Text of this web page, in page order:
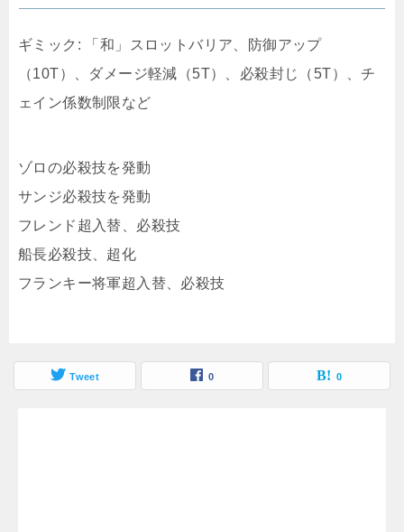
ギミック: 「和」スロットバリア、防御アップ
（10T）、ダメージ軽減（5T）、必殺封じ（5T）、チ
ェイン係数制限など
ゾロの必殺技を発動
サンジ必殺技を発動
フレンド超入替、必殺技
船長必殺技、超化
フランキー将軍超入替、必殺技
Tweet 0 0